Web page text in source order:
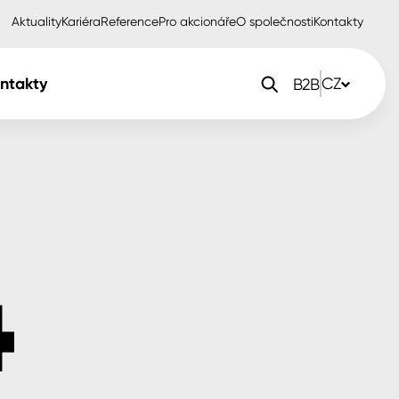
AktualityKariéraReferencePro akcionářeO společnostiKontakty
B2BCZ